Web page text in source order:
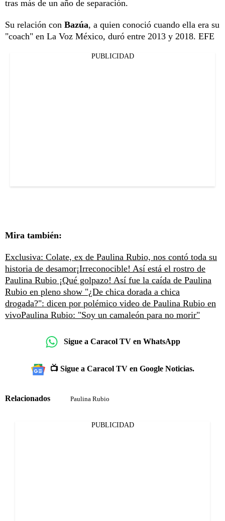
tras más de un año de separación.
Su relación con Bazúa, a quien conoció cuando ella era su
"coach" en La Voz México, duró entre 2013 y 2018. EFE
PUBLICIDAD
Mira también:
Exclusiva: Colate, ex de Paulina Rubio, nos contó toda su
historia de desamor¡Irreconocible! Así está el rostro de
Paulina Rubio ¡Qué golpazo! Así fue la caída de Paulina
Rubio en pleno show "¿De chica dorada a chica
drogada?": dicen por polémico video de Paulina Rubio en
vivoPaulina Rubio: "Soy un camaleón para no morir"
Sigue a Caracol TV en WhatsApp
📺 Sigue a Caracol TV en Google Noticias.
Relacionados Paulina Rubio
PUBLICIDAD